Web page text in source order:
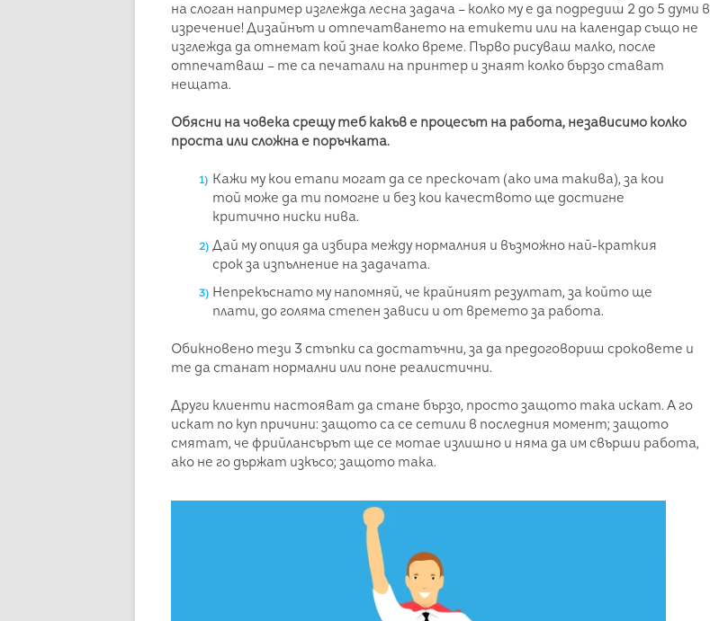
на слоган например изглежда лесна задача – колко му е да подредиш 2 до 5 думи в
изречение! Дизайнът и отпечатването на етикети или на календар също не
изглежда да отнемат кой знае колко време. Първо рисуваш малко, после
отпечатваш – те са печатали на принтер и знаят колко бързо стават
нещата.
Обясни на човека срещу теб какъв е процесът на работа, независимо колко
проста или сложна е поръчката.
Кажи му кои етапи могат да се прескочат (ако има такива), за кои
той може да ти помогне и без кои качеството ще достигне
критично ниски нива.
Дай му опция да избира между нормалния и възможно най-краткия
срок за изпълнение на задачата.
Непрекъснато му напомняй, че крайният резултат, за който ще
плати, до голяма степен зависи и от времето за работа.
Обикновено тези 3 стъпки са достатъчни, за да предоговориш сроковете и
те да станат нормални или поне реалистични.
Други клиенти настояват да стане бързо, просто защото така искат. А го
искат по куп причини: защото са се сетили в последния момент; защото
смятат, че фрийлансърът ще се мотае излишно и няма да им свърши работа,
ако не го държат изкъсо; защото така.